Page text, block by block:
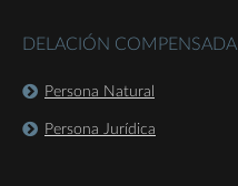
DELACIÓN COMPENSADA
Persona Natural
Persona Jurídica